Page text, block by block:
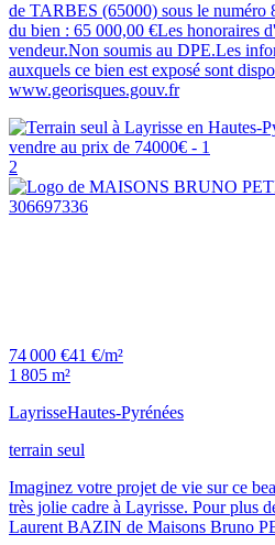
de TARBES (65000) sous le numéro
du bien : 65 000,00 €Les honoraires
vendeur.Non soumis au DPE.Les
auxquels ce bien est exposé sont
www.georisques.gouv.fr
2
74 000 €41 €/m²
1 805 m²
LayrisseHautes-Pyrénées
terrain seul
Imaginez votre projet de vie sur ce
très jolie cadre à Layrisse. Pour plus
Laurent BAZIN de Maisons Bruno